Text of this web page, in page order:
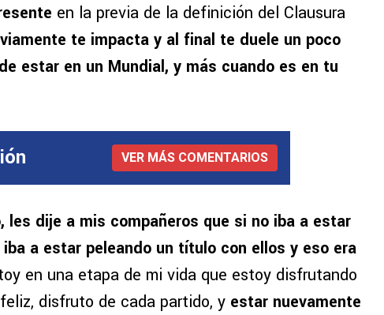
en la previa de la definición del Clausura
te impacta y al final te duele un poco
estar en un Mundial, y más cuando es en tu
VER MÁS COMENTARIOS
les dije a mis compañeros que si no iba a estar
a estar peleando un título con ellos y eso era
en una etapa de mi vida que estoy disfrutando
disfruto de cada partido, y estar nuevamente